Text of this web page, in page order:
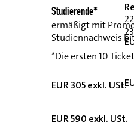
Studierende*
ermäßigt mit
Studiennachweis
*Die ersten 10
EUR 305 exkl. USt.
EUR 590 exkl. USt.